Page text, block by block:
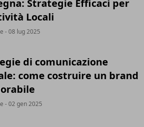
Strategie Efficaci per
Locali
- 08 lug 2025
di comunicazione
come costruire un brand
- 02 gen 2025